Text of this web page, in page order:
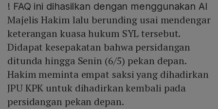
! FAQ ini dihasilkan dengan menggunakan AI
Majelis Hakim lalu berunding usai mendengar
keterangan kuasa hukum SYL tersebut.
Didapat kesepakatan bahwa persidangan
ditunda hingga Senin (6/5) pekan depan.
Hakim meminta empat saksi yang dihadirkan
JPU KPK untuk dihadirkan kembali pada
persidangan pekan depan.